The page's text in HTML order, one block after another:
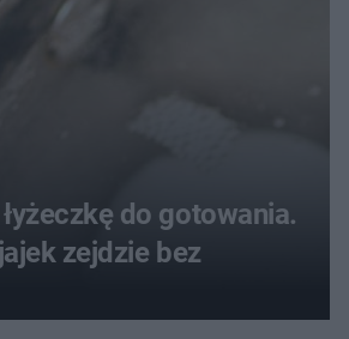
do gotowania.
zejdzie bez